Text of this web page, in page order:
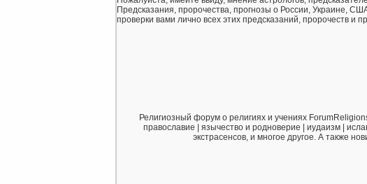
Предсказания, пророчества, прогнозы о России, Украине,
проверки вами лично всех этих предсказаний, пророчеств и
Религиозный форум о религиях и учениях
православие | язычество и родноверие | иудаизм |
экстрасенсов, и многое другое. А также